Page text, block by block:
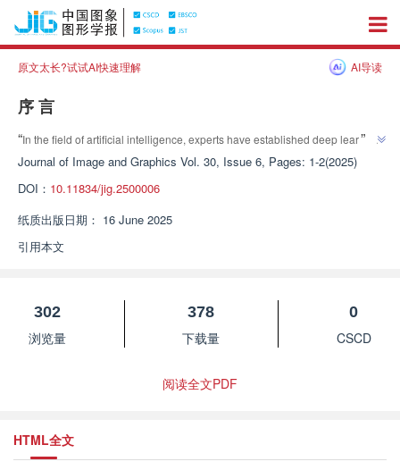
原文太长?试试AI快速理解 AI导读
序 言
“In the field of artificial intelligence, experts have established deep learning
systems to provide new directions for the development of intelligent
”
Journal of Image and Graphics Vol. 30, Issue 6, Pages: 1-2(2025)
DOI： 10.11834/jig.2500006
纸质出版日期： 16 June 2025
引用本文
302
浏览量
378
下载量
0
CSCD
阅读全文PDF
HTML全文